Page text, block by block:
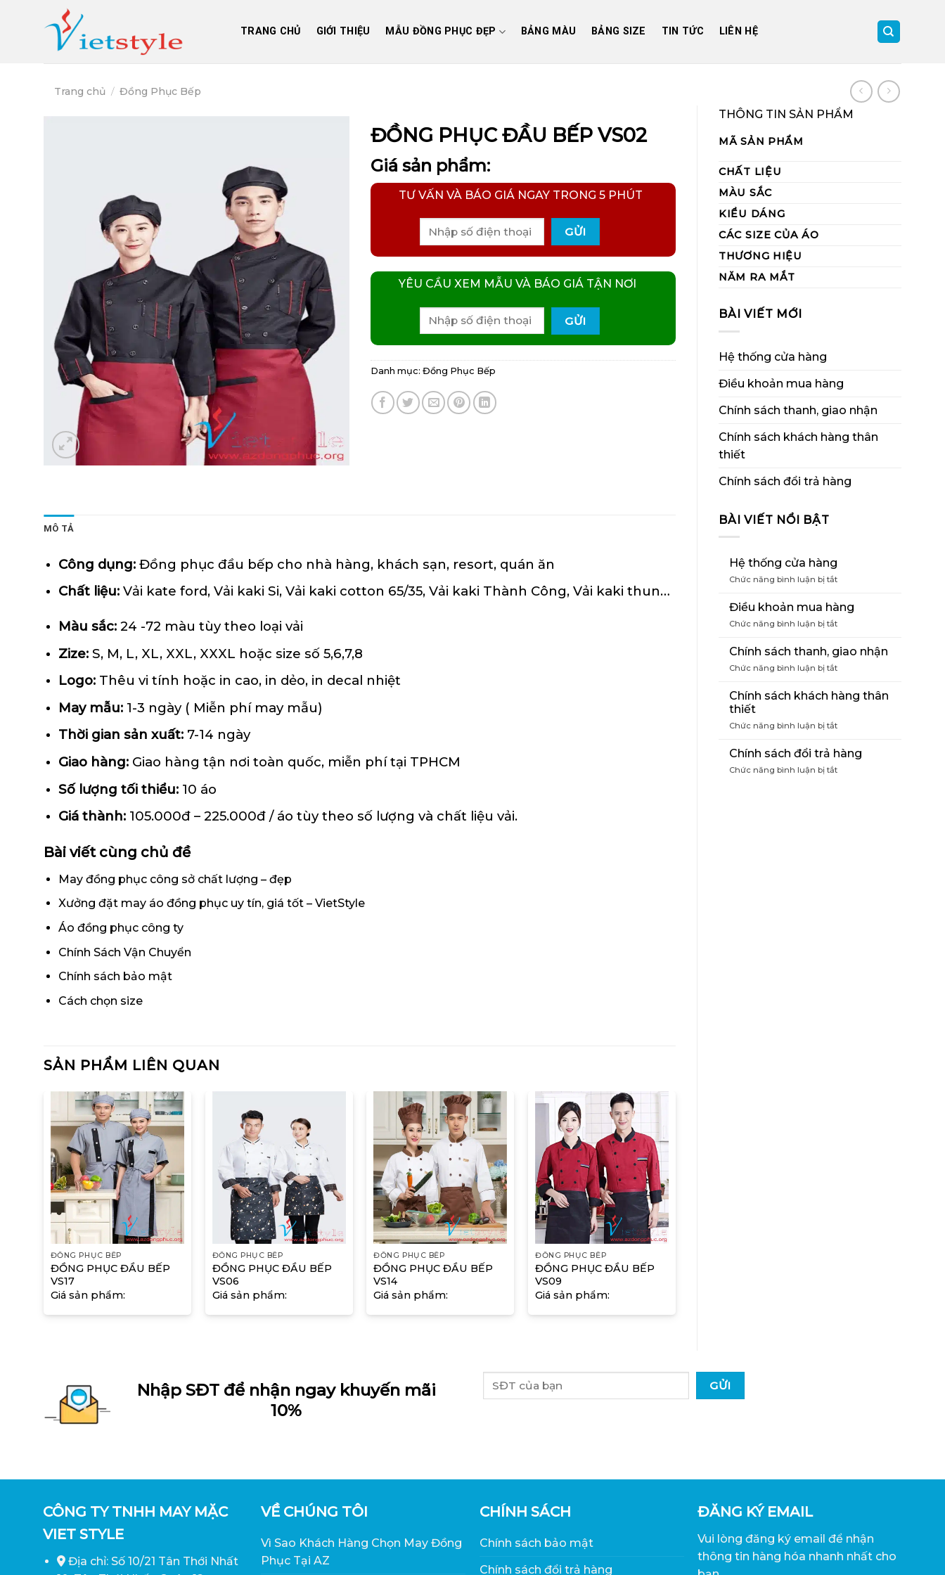
TRANG CHỦ GIỚI THIỆU MẪU ĐỒNG PHỤC ĐẸP BẢNG MÀU BẢNG SIZE TIN TỨC LIÊN HỆ
Trang chủ / Đồng Phục Bếp
THÔNG TIN SẢN PHẨM
MÃ SẢN PHẨM
CHẤT LIỆU
MÀU SẮC
KIỂU DÁNG
CÁC SIZE CỦA ÁO
THƯƠNG HIỆU
NĂM RA MẮT
BÀI VIẾT MỚI
Hệ thống cửa hàng
Điều khoản mua hàng
Chính sách thanh, giao nhận
Chính sách khách hàng thân
thiết
Chính sách đổi trả hàng
BÀI VIẾT NỔI BẬT
Hệ thống cửa hàng
Chức năng bình luận bị tắtở
thống
cửa
hàng
Điều khoản mua hàng
Chức năng bình luận bị tắtở
khoản
mua
hàng
Chính sách thanh, giao nhận
Chức năng bình luận bị tắtở
sách
thanh,
nhận
Chính sách khách hàng thân
thiết
Chức năng bình luận bị tắtở
sách
khách
hàng
Chính sách đổi trả hàng
Chức năng bình luận bị tắtở
ĐỒNG PHỤC ĐẦU BẾP VS02
Giá sản phẩm:
TƯ VẤN VÀ BÁO GIÁ NGAY TRONG 5 PHÚT
YÊU CẦU XEM MẪU VÀ BÁO GIÁ TẬN NƠI
Danh mục: Đồng Phục Bếp
MÔ TẢ
Công dụng:Đồng phục đầu bếp cho nhà hàng, khách sạn, resort, quán ăn
Chất liệu:Vải kate ford, Vải kaki Si, Vải kaki cotton 65/35, Vải kaki Thành Công,Vải kaki thun…
Màu sắc: 24 -72 màu tùy theo loại vải
Zize:S, M, L, XL, XXL, XXXL hoặc size số 5,6,7,8
Logo: Thêu vi tính hoặc in cao, in dẻo, in decal nhiệt
May mẫu: 1-3 ngày ( Miễn phí may mẫu)
Thời gian sản xuất: 7-14 ngày
Giao hàng: Giao hàng tận nơi toàn quốc, miễn phí tại TPHCM
Số lượng tối thiểu: 10 áo
Giá thành: 105.000đ – 225.000đ / áo tùy theo số lượng và chất liệu vải.
Bài viết cùng chủ đề
May đồng phục công sở chất lượng – đẹp
Xưởng đặt may áo đồng phục uy tín, giá tốt – VietStyle
Áo đồng phục công ty
Chính Sách Vận Chuyển
Chính sách bảo mật
Cách chọn size
SẢN PHẨM LIÊN QUAN
ĐỒNG PHỤC BẾP
ĐỒNG PHỤC ĐẦU BẾP
VS17
Giá sản phẩm:
ĐỒNG PHỤC BẾP
ĐỒNG PHỤC ĐẦU BẾP
VS06
Giá sản phẩm:
ĐỒNG PHỤC BẾP
ĐỒNG PHỤC ĐẦU BẾP
VS14
Giá sản phẩm:
ĐỒNG PHỤC BẾP
ĐỒNG PHỤC ĐẦU BẾP
VS09
Giá sản phẩm:
Nhập SĐT để nhận ngay khuyến mãi
10%
CÔNG TY TNHH MAY MẶC
VIET STYLE
Địa chỉ: Số 10/21 Tân Thới Nhất
VỀ CHÚNG TÔI
Vì Sao Khách Hàng Chọn May Đồng
Phục Tại AZ
CHÍNH SÁCH
Chính sách bảo mật
Chính sách đổi trả hàng
ĐĂNG KÝ EMAIL
Vui lòng đăng ký email để nhận
thông tin hàng hóa nhanh nhất cho